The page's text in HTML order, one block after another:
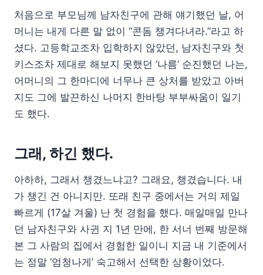
처음으로 부모님께 남자친구에 관해 얘기했던 날, 어
머니는 내게 다른 말 없이 “콘돔 챙겨다녀라.”라고 하
셨다. 고등학교조차 입학하지 않았던, 남자친구와 첫
키스조차 제대로 해보지 못했던 ‘나름’ 순진했던 나는,
어머니의 그 한마디에 너무나 큰 상처를 받았고 아버
지도 그에 발끈하신 나머지 한바탕 부부싸움이 일기
도 했다.
그래, 하긴 했다.
아하하, 그래서 챙겼느냐고? 그래요, 챙겼습니다. 내
가 챙긴 건 아니지만. 또래 친구 중에서는 거의 제일
빠르게 (17살 겨울) 난 첫 경험을 했다. 매일매일 만나
던 남자친구와 사귄 지 1년 만에, 한 서너 번째 방문해
본 그 사람의 집에서 경험한 일이니 지금 내 기준에서
는 정말 ‘엄청나게’ 숙고해서 선택한 상황이었다.